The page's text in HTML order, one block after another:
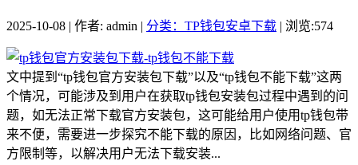
2025-10-08 | 作者: admin | 分类：TP钱包安卓下载 | 浏览:574
文中提到“tp钱包官方安装包下载”以及“tp钱包不能下载”这两
个情况，可能涉及到用户在获取tp钱包安装包过程中遇到的问
题，如无法正常下载官方安装包，这可能给用户使用tp钱包带
来不便，需要进一步探究不能下载的原因，比如网络问题、官
方限制等，以解决用户无法下载安装...